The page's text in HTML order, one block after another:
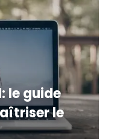
le guide
le